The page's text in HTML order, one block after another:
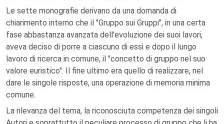
Le sette monografie derivano da una domanda di
chiarimento interno che il "Gruppo sui Gruppi", in una certa
fase abbastanza avanzata dell'evoluzione dei suoi lavori,
aveva deciso di porre a ciascuno di essi e dopo il lungo
lavoro di ricerca in comune, il "concetto di gruppo nel suo
valore euristico". Il fine ultimo era quello di realizzare, nel
dare le singole risposte, una operazione di memoria minima
comune.
La rilevanza del tema, la riconosciuta competenza dei singoli